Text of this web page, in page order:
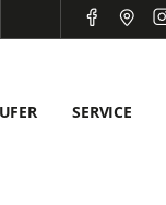
SERVICE